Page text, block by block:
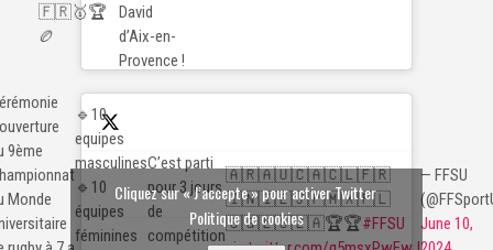
🇫🇷🥇🏆
🏉
David
d’Aix-en-
Provence !
9ème
Monde
🔹10
equipes
masculines
🔹10
équipes
féminines
C’est parti
pour 3 jours
de
compétition
🇦🇷🇦🇺🇨🇦🇨🇱🇫🇷
🇮🇳🇮🇪🇯🇵🇲🇽🇵🇱
🇸🇬🇪🇸🇿🇦🏆🏆#FFSU
— FFSU
June 10,
Cliquez sur « J’accepte » pour activer Twitter
Politique de cookies